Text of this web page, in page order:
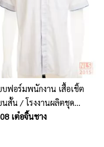
ฟอร์มพนักงาน เสื้อเชิ้ต
สั้น / โรงงานผลิตชุด
อร์มพนักงาน เสื้อโปโล
เต๋อจิ้นชาง